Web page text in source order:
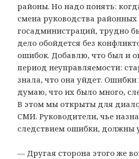
районы. Но надо понять:
смена руководства районных
госадминистраций, трудно
дело обойдется без
ошибок. Добавлю, что был и
период неуправляемости:
знала, что она уйдет. Ошибки
думаю, что их было много,
В этом мы открыты для
СМИ. Руководители, чье
следствием ошибки, должны
— Другая сторона этого же